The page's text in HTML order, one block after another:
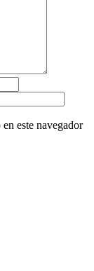
este navegador